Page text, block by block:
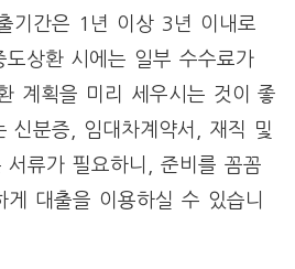
기간은 1년 이상 3년 이내로
도상환 시에는 일부 수수료가
계획을 미리 세우시는 것이 좋
신분증, 임대차계약서, 재직 및
서류가 필요하니, 준비를 꼼꼼
게 대출을 이용하실 수 있습니